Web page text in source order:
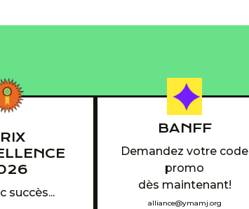
succès...
BANFF
Demandez votre code
promo
dès maintenant!
alliance@ymamj.org